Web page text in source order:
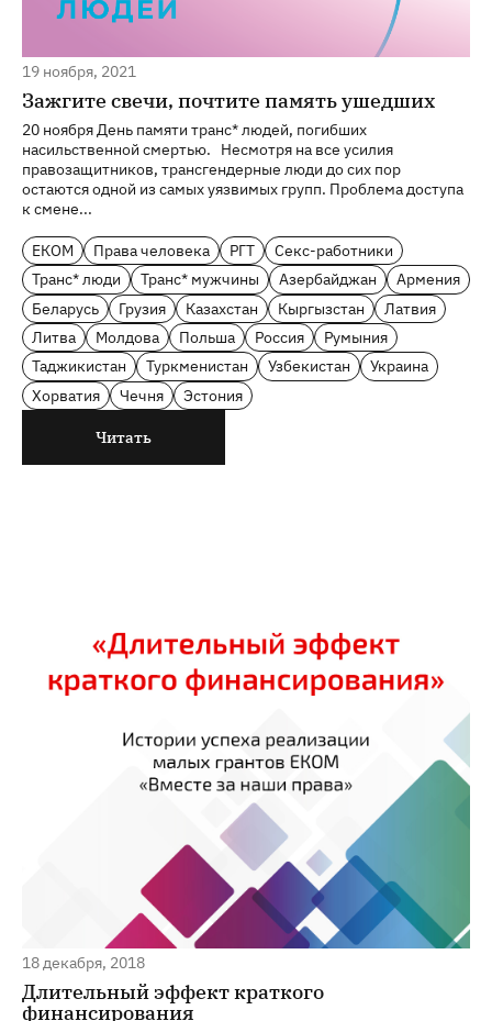
19 ноября, 2021
Зажгите свечи, почтите память ушедших
20 ноября День памяти транс* людей, погибших
насильственной смертью. Несмотря на все усилия
правозащитников, трансгендерные люди до сих пор
остаются одной из самых уязвимых групп. Проблема доступа
к смене...
ЕКОМ Права человека РГТ
Секс-работники
Транс* люди
Транс* мужчины Азербайджан
Армения
Беларусь
Грузия Казахстан Кыргызстан
Латвия
Литва
Молдова Польша Россия
Румыния
Таджикистан
Туркменистан Узбекистан
Украина
Хорватия
Чечня Эстония
Читать
18 декабря, 2018
Длительный эффект краткого
финансирования